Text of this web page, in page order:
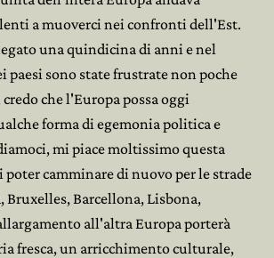
a muoverci nei confronti dell'Est.
una quindicina di anni e nel
paesi sono state frustrate non poche
che l'Europa possa oggi
forma di egemonia politica e
mi piace moltissimo questa
poter camminare di nuovo per le strade
Bruxelles, Barcellona, Lisbona,
all'altra Europa porterà
fresca, un arricchimento culturale,